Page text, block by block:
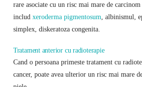
rare asociate cu un risc mai mare de carcinom
includ xeroderma pigmentosum, albinismul,
simplex, diskeratoza congenita.
Tratament anterior cu radioterapie
Cand o persoana primeste tratament cu
cancer, poate avea ulterior un risc mai mare